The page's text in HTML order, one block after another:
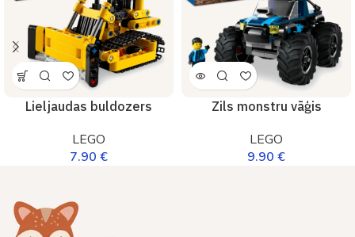
Lieljaudas buldozers
LEGO
7.90 €
Zils monstru vāģis
LEGO
9.90 €